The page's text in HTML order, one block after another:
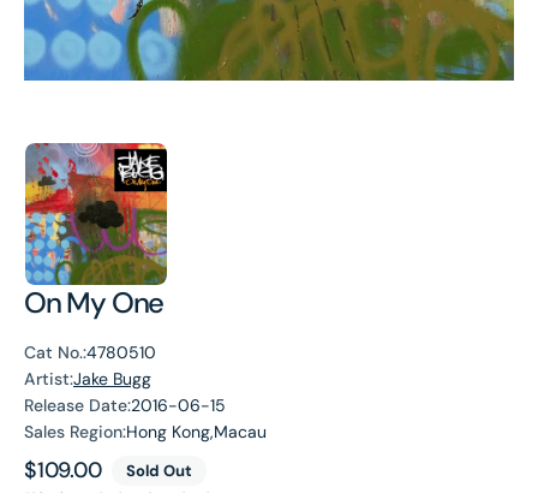
On My One
Cat No.:4780510
Artist:Jake Bugg
Release Date:2016-06-15
Sales Region:Hong Kong,Macau
Regular
$109.00 Sold Out